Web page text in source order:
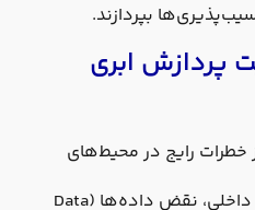
بپردازند.
پردازش ابری
خطرات رایج در محیط‌های
سنتی مانند تهدید‌های داخلی، نقض داده‌ها (Data